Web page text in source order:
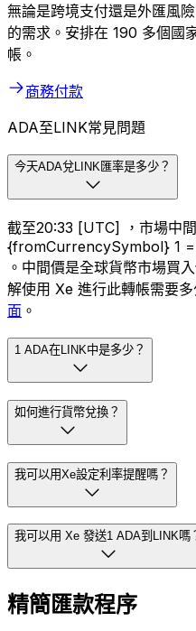
無論是跨境支付還是外匯風
的需求。安排在 190 多個國
帳。
商務付款
ADA至LINK常見問題
今天ADA兌LINK匯率是多少？
截至20:33 [UTC] ，市場中
{fromCurrencySymbol} 1
。中間價是全球貨幣市場買
解使用 Xe 進行此轉帳需要
面 。
1 ADA在LINK中是多少？
如何進行貨幣兌換？
我可以用Xe設定利率提醒嗎？
我可以用 Xe 發送1 ADA到LINK嗎
精簡匯款程序